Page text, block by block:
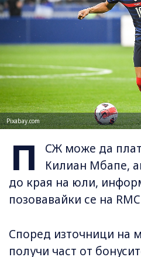
Pixabay.com
П
СЖ може да
Килиан Мбапе,
до края на юли,
позовавайки се на
Според източници на
получи част от